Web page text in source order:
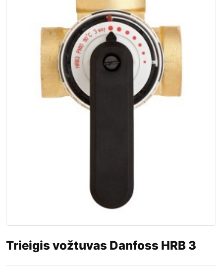
Trieigis vožtuvas Danfoss HRB 3